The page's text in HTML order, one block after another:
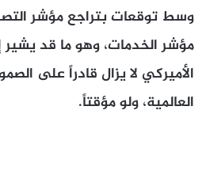
وسط توقعات بتراجع مؤشر
مؤشر الخدمات، وهو ما قد يشير
الأميركي لا يزال قادراً على
العالمية، ولو مؤقتاً.